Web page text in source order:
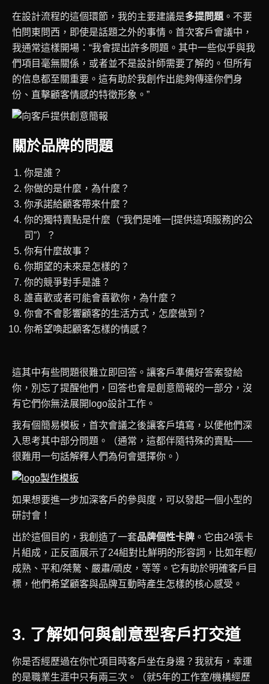
在設計流程的這個環節，我的主要建議是多提問題 。不要
怕問東問西，即使是話題之外的事情。首次客戶會議中，
我通常這樣開場：“我會提出許多問題。其中一些似乎與我
們項目毫無關係，或者並不是設計師需要了解的。但所有
的信息都至關重要。這有助於我創作出能夠傳達你們身
份、直擊顧客情感的特徵形象。”
關於品牌的問題
你是誰？
你做的是什麼，為什麼？
你承諾給顧客帶來什麼？
你的獨特賣點是什麼（“我們是唯一[提供這項服務]的公
司”）？
你有什麼故事？
你期望的未來是怎樣的？
你的競爭對手是誰？
誰喜歡或者可能會喜歡你，為什麼？
你會不會影響顧客的生活方式，怎麼做到？
你希望喚起顧客怎樣的情感？
這其中有些問題很難立即回答。讓客戶準備好答案發給
你，別忘了提醒他們，回答也會是創意簡報的一部分，沒
有它們你無法展開logo設計工作。
我有個簡易模板，首次會議之後讓客戶填寫，以便他們深
入思考其中部分問題。（通常，這都伴隨特殊的賣點——
很難用一句話解釋人們為何會選擇你。）
如果想要進一步加深客戶的參與度，可以發起一個小型的
研討會！
出於這個目的，我創造了一套品牌個性卡牌 。它由24張卡
片組成，正反面展示了24組對比鮮明的形容詞，比如年輕/
成熟、平和/桀驁、嚴肅/頑皮，等等。它有助於明確客戶目
標，他們希望顧客與品牌互動時產生怎樣的核心感受。
3. 了解如何與創意型客戶打交道
你是否經歷過在你忙項目時客戶坐在身邊？我就有，幸運
的是職業生涯中只有兩三次。（就5年的工作室/機構經歷